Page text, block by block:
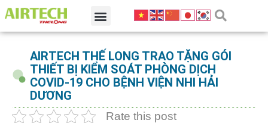
AIRTECH THẾ LONG TRAO TẶNG GÓI
THIẾT BỊ KIỂM SOÁT PHÒNG DỊCH
COVID-19 CHO BỆNH VIỆN NHI HẢI
DƯƠNG
Rate this post